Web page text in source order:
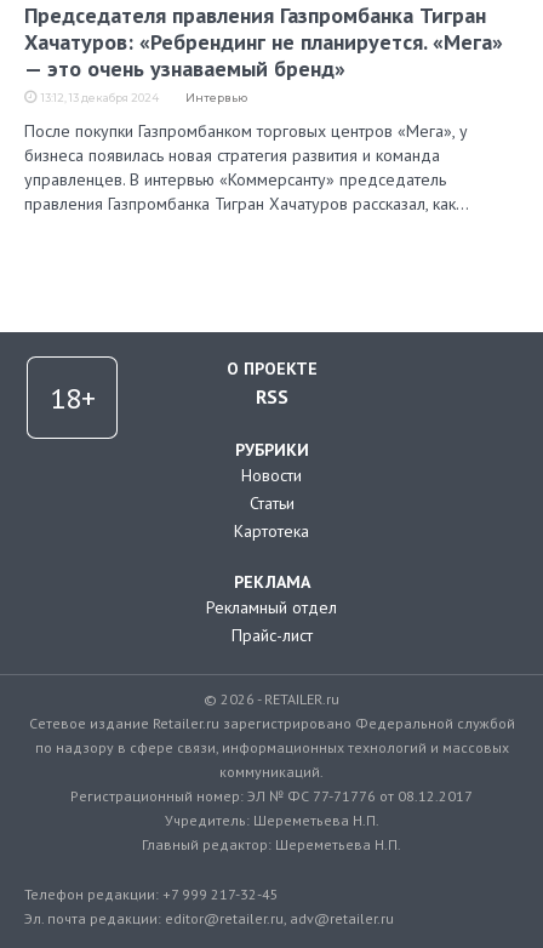
Председателя правления Газпромбанка Тигран
Хачатуров: «Ребрендинг не планируется. «Мега»
— это очень узнаваемый бренд»
13:12, 13 декабря 2024 Интервью
После покупки Газпромбанком торговых центров «Мега», у
бизнеса появилась новая стратегия развития и команда
управленцев. В интервью «Коммерсанту» председатель
правления Газпромбанка Тигран Хачатуров рассказал, как…
О ПРОЕКТЕ
RSS
РУБРИКИ
Новости
Статьи
Картотека
РЕКЛАМА
Рекламный отдел
Прайс-лист
© 2026 - RETAILER.ru
Сетевое издание Retailer.ru зарегистрировано Федеральной службой
по надзору в сфере связи, информационных технологий и массовых
коммуникаций.
Регистрационный номер: ЭЛ № ФС 77-71776 от 08.12.2017
Учредитель: Шереметьева Н.П.
Главный редактор: Шереметьева Н.П.
Телефон редакции: +7 999 217-32-45
Эл. почта редакции: editor@retailer.ru, adv@retailer.ru